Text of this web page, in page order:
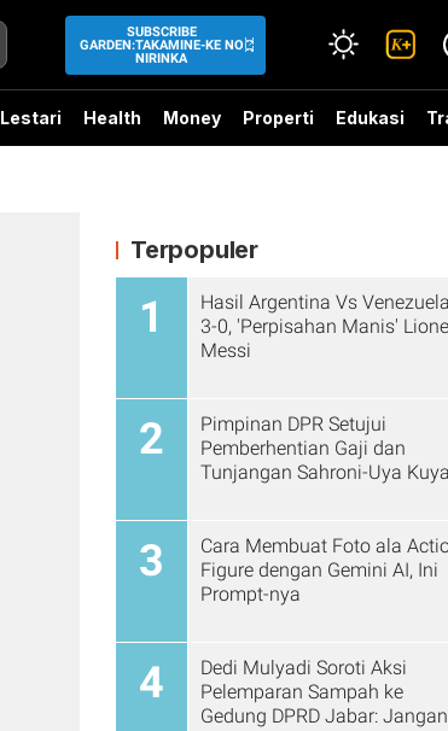
SUBSCRIBE
GARDEN:TAKAMINE-KE NO
NIRINKA
Lestari Health Money Properti Edukasi
Terpopuler
1
Hasil Argentina Vs Venezuela
3-0, 'Perpisahan Manis'
Messi
2
Pimpinan DPR Setujui
Pemberhentian Gaji dan
Tunjangan Sahroni-Uya Kuya
3
Cara Membuat Foto ala
Figure dengan Gemini AI, Ini
Prompt-nya
4
Dedi Mulyadi Soroti Aksi
Pelemparan Sampah ke
Gedung DPRD Jabar: Jangan